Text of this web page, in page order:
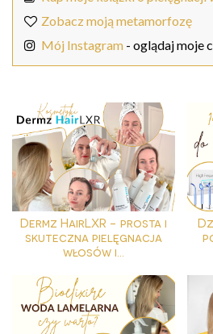
Zobacz moją metamorfozę
Mój Instagram - oglądaj moje
Dermz HairLXR - prosta i
skuteczna pielęgnacja
włosów i...